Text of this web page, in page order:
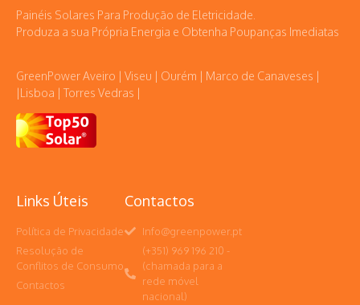
Painéis Solares Para Produção de Eletricidade.
Produza a sua Própria Energia e Obtenha Poupanças Imediatas
GreenPower Aveiro | Viseu | Ourém | Marco de Canaveses |
|Lisboa | Torres Vedras |
Links Úteis
Política de Privacidade
Resolução de
Conflitos de Consumo
Contactos
Contactos
Info@greenpower.pt
(+351) 969 196 210 -
(chamada para a
rede móvel
nacional)